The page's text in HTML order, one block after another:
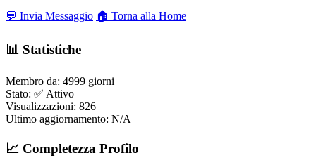
💬 Invia Messaggio 🏠 Torna alla Home
📊 Statistiche
Membro da: 4999 giorni
Stato: ✅ Attivo
Visualizzazioni: 826
Ultimo aggiornamento: N/A
📈 Completezza Profilo